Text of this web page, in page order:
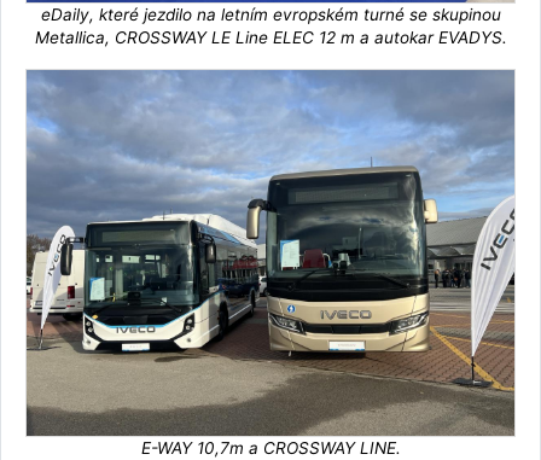
eDaily, které jezdilo na letním evropském turné se skupinou
Metallica, CROSSWAY LE Line ELEC 12 m a autokar EVADYS.
E-WAY 10,7m a CROSSWAY LINE.